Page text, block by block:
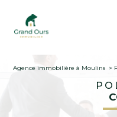
Agence immobilière à Moulins